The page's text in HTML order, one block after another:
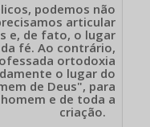
podemos não
articular
e, de fato, o lugar
fé. Ao contrário,
ortodoxia
o lugar do
de Deus", para
e de toda a
criação.